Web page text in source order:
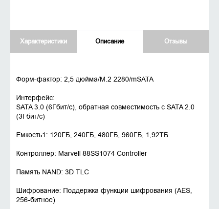
Характеристики Описание Отзывы
Форм-фактор: 2,5 дюйма/M.2 2280/mSATA
Интерфейс:
SATA 3.0 (6Гбит/с), обратная совместимость с SATA 2.0
(3Гбит/с)
Емкость1: 120ГБ, 240ГБ, 480ГБ, 960ГБ, 1,92ТБ
Контроллер: Marvell 88SS1074 Controller
Память NAND: 3D TLC
Шифрование: Поддержка функции шифрования (AES,
256-битное)